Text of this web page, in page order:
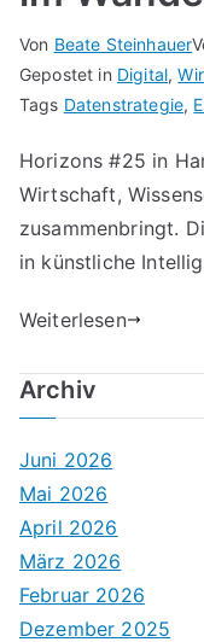
Von Beate Steinhauer
Gepostet in Digital,
Tags Datenstrategie,
Horizons #25 in
Wirtschaft,
zusammenbringt.
in künstliche
Weiterlesen
Archiv
Juni 2026
Mai 2026
April 2026
März 2026
Februar 2026
Dezember 2025